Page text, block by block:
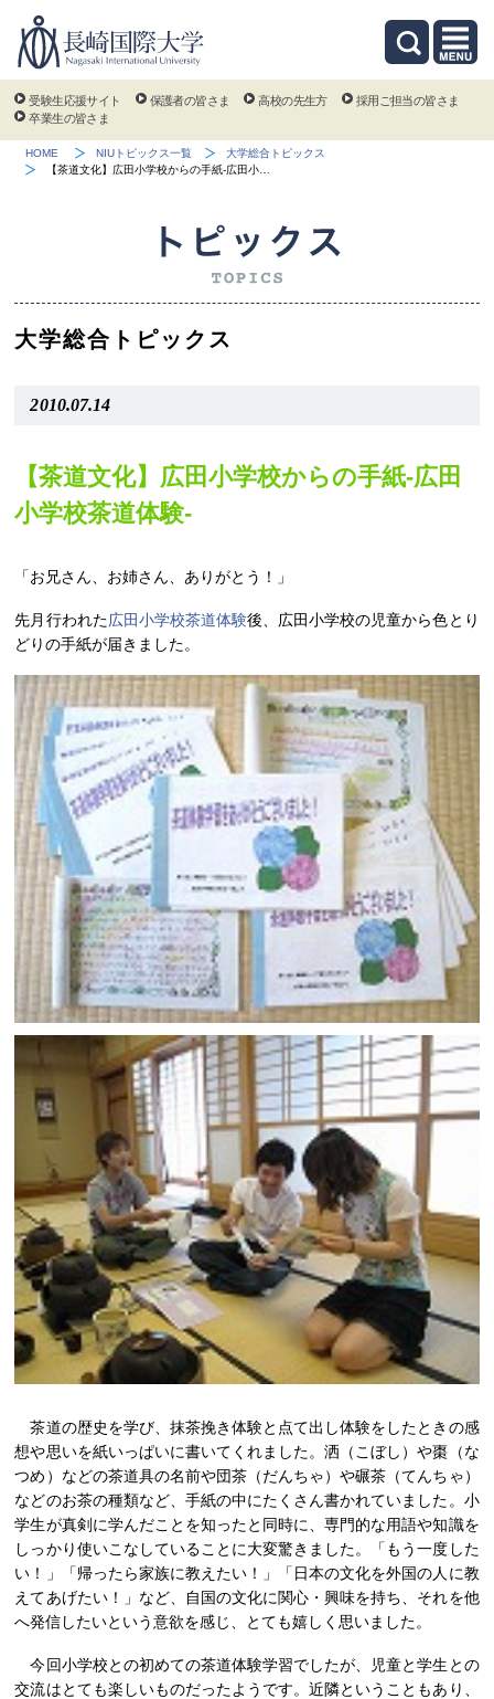
受験生応援サイト 保護者の皆さま 高校の先生方
採用ご担当の皆さま
卒業生の皆さま
HOME NIUトピックス一覧
大学総合トピックス
【茶道文化】広田小学校からの手紙-広田小…
大学総合トピックス
2010.07.14
【茶道文化】広田小学校からの手紙-広田
小学校茶道体験‐
「お兄さん、お姉さん、ありがとう！」
先月行われた広田小学校茶道体験後、広田小学校の児童から色とり
どりの手紙が届きました。
茶道の歴史を学び、抹茶挽き体験と点て出し体験をしたときの感
想や思いを紙いっぱいに書いてくれました。洒（こぼし）や棗（な
つめ）などの茶道具の名前や団茶（だんちゃ）や碾茶（てんちゃ）
などのお茶の種類など、手紙の中にたくさん書かれていました。小
学生が真剣に学んだことを知ったと同時に、専門的な用語や知識を
しっかり使いこなしていることに大変驚きました。「もう一度した
い！」「帰ったら家族に教えたい！」「日本の文化を外国の人に教
えてあげたい！」など、自国の文化に関心・興味を持ち、それを他
へ発信したいという意欲を感じ、とても嬉しく思いました。
今回小学校との初めての茶道体験学習でしたが、児童と学生との
交流はとても楽しいものだったようです。近隣ということもあり、